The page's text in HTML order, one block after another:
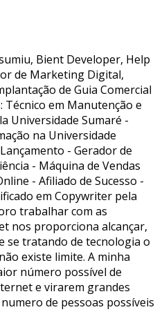
Bient Developer, Help
de Marketing Digital,
de Guia Comercial
Técnico em Manutenção e
Universidade Sumaré -
na Universidade
- Gerador de
- Máquina de Vendas
- Afiliado de Sucesso -
em Copywriter pela
trabalhar com as
nos proporciona alcançar,
se tratando de tecnologia o
existe limite. A minha
número possível de
e virarem grandes
de pessoas possíveis